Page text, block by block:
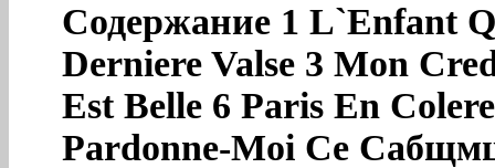
Содержание 1 L`Enfant
Derniere Valse 3 Mon
Est Belle 6 Paris En
Pardonne-Moi Ce